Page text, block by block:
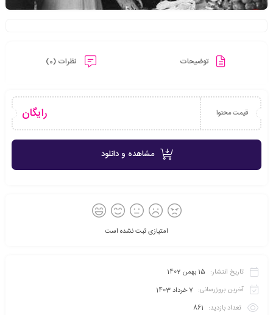
توضیحات نظرات (0)
قیمت محتوا رایگان
مشاهده و دانلود
امتیازی ثبت نشده است
تاریخ انتشار: 15 بهمن 1402
آخرین بروزرسانی: 7 خرداد 1403
تعداد بازدید: 861